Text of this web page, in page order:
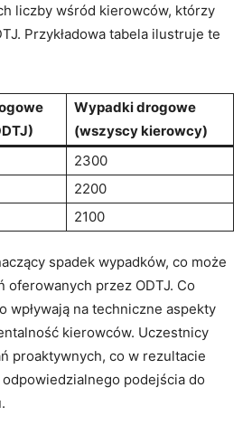
liczby wśród kierowców, którzy
Przykładowa tabela ilustruje te
Wypadki drogowe
(wszyscy kierowcy)
2300
2200
2100
spadek wypadków, co może
oferowanych przez ODTJ. Co
wpływają na techniczne aspekty
kierowców. Uczestnicy
proaktywnych, co w rezultacie
podejścia do